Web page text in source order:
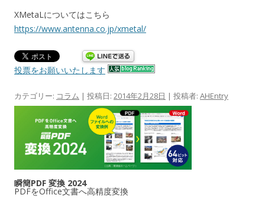
XMetaLについてはこちら
https://www.antenna.co.jp/xmetal/
投票をお願いいたします
カテゴリー: コラム | 投稿日: 2014年2月28日 | 投稿者: AHEntry
瞬簡PDF 変換 2024
PDFをOffice文書へ高精度変換